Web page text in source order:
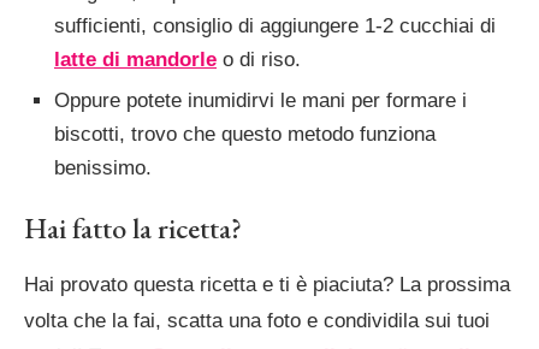
sufficienti, consiglio di aggiungere 1-2 cucchiai di
latte di mandorle o di riso.
Oppure potete inumidirvi le mani per formare i
biscotti, trovo che questo metodo funziona
benissimo.
Hai fatto la ricetta?
Hai provato questa ricetta e ti è piaciuta? La prossima
volta che la fai, scatta una foto e condividila sui tuoi